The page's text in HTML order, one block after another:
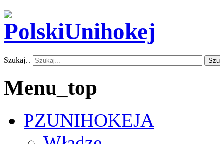
Szukaj...
Menu_top
PZUNIHOKEJA